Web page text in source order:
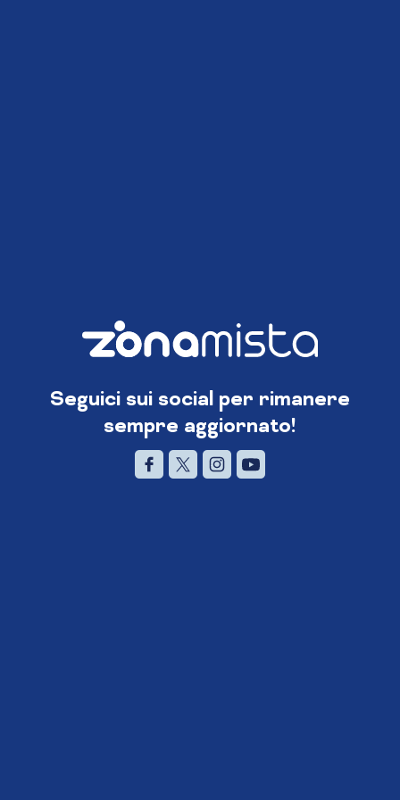
Seguici sui social per rimanere
sempre aggiornato!